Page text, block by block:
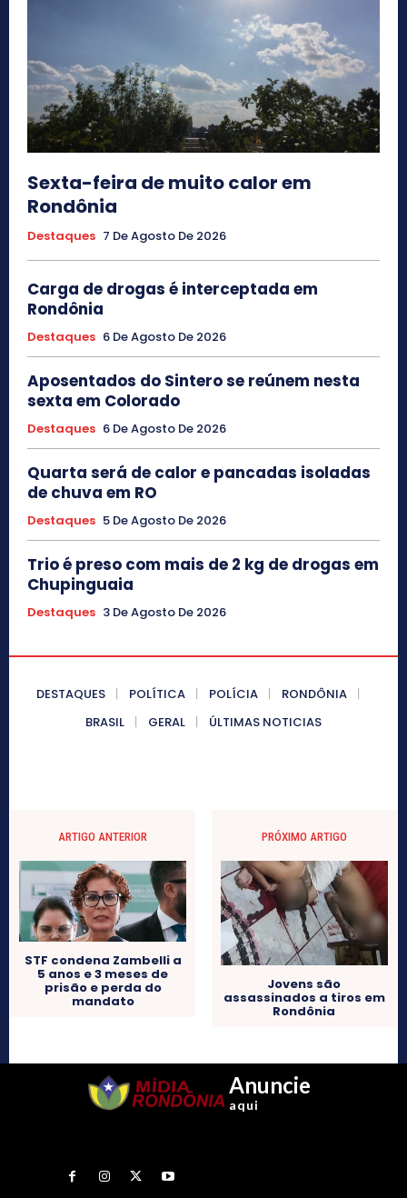
Sexta-feira de muito calor em
Rondônia
Destaques 7 De Agosto De 2026
Carga de drogas é interceptada em
Rondônia
Destaques 6 De Agosto De 2026
Aposentados do Sintero se reúnem nesta
sexta em Colorado
Destaques 6 De Agosto De 2026
Quarta será de calor e pancadas isoladas
de chuva em RO
Destaques 5 De Agosto De 2026
Trio é preso com mais de 2 kg de drogas em
Chupinguaia
Destaques 3 De Agosto De 2026
DESTAQUES POLÍTICA POLÍCIA
RONDÔNIA
BRASIL
GERAL ÚLTIMAS NOTICIAS
ARTIGO ANTERIOR
STF condena Zambelli a
5 anos e 3 meses de
prisão e perda do
mandato
PRÓXIMO ARTIGO
Jovens são
assassinados a tiros em
Rondônia
Anuncie
aqui